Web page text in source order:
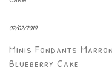
02/02/2019
Minis Fondants
Blueberry Cake